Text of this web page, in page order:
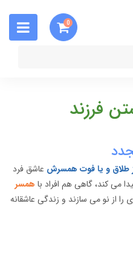
0
فرزند
طلاق و یا فوت همسرش عاشق فرد
می کند، گاهی هم افراد با همسر
را از نو می سازند و زندگی عاشقانه